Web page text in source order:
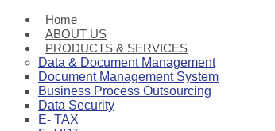
Home
ABOUT US
PRODUCTS & SERVICES
Data & Document Management
Document Management System
Business Process Outsourcing
Data Security
E- TAX